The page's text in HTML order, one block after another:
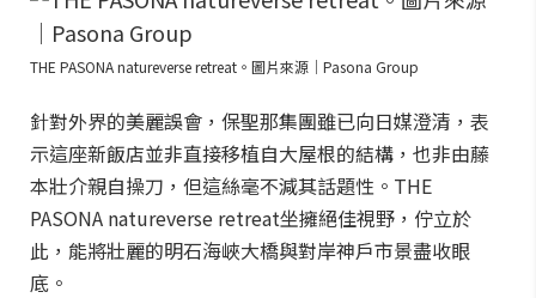
THE PASONA natureverse retreat。圖片來源｜Pasona Group
針對外界的美麗誤會，保聖那集團雖已向日媒澄清，表
示這座新飯店並非直接移植自大屋根的結構，也非由藤
本壯介親自操刀，但這絲毫不減其話題性。THE
PASONA natureverse retreat坐擁絕佳視野，佇立於
此，能將壯麗的明石海峽大橋與對岸神戶市景盡收眼
底。